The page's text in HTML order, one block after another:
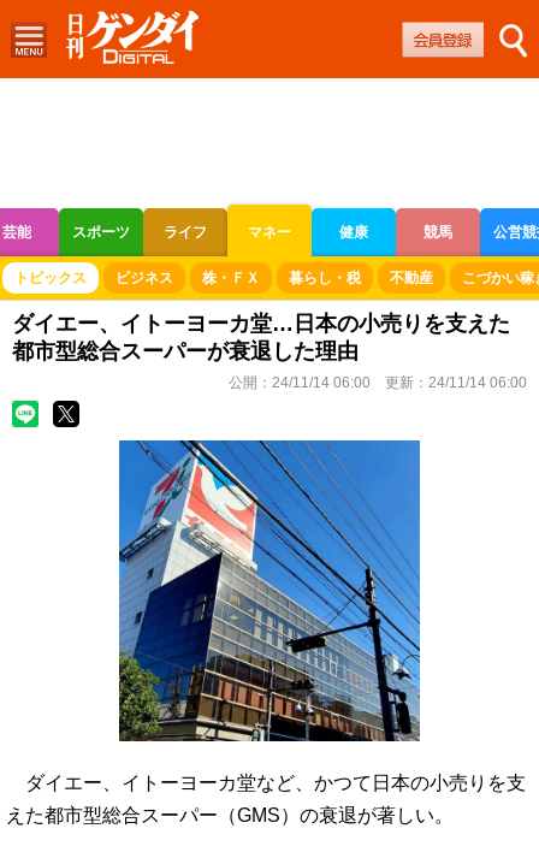
芸能 スポーツ ライフ マネー 健康 競馬 公営
ボートレース 競輪 オートレース
トピックス ビジネス 株・ＦＸ 暮らし・税 不動産 こづかい稼
ダイエー、イトーヨーカ堂…日本の小売りを支えた
都市型総合スーパーが衰退した理由
公開： 24/11/14 06:00 更新： 24/11/14 06:00
ダイエー、イトーヨーカ堂など、かつて日本の小売りを支
えた都市型総合スーパー（GMS）の衰退が著しい。